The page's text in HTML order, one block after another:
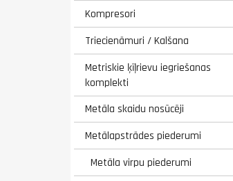
Kompresori
Triecienāmuri / Kalšana
Metriskie ķīļrievu iegriešanas
komplekti
Metāla skaidu nosūcēji
Metālapstrādes piederumi
Metāla virpu piederumi